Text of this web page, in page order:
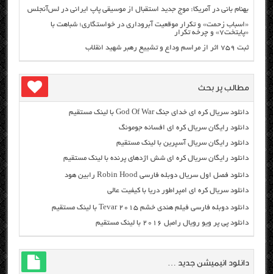
بهنام بانی در آمریکا: موج جدید استقبال از موسیقی پاپ ایرانی در لس‌آنجلس
«اسباب زحمت» و تکرار موقعیت آبروداری در خواستگاری؛ شباهت با
«پایتخت۷» و چرخه تکرار
ثبت ۷۵۹ اثر از مراسم وداع و تشییع رهبر شهید انقلاب
مطالب پر بحث
دانلود سریال کره ای خدای جنگ God Of War با لینک مستقیم
دانلود رایگان سریال کره ای افسانه جومونگ
دانلود رایگان سریال آسپرین با لینک مستقیم
دانلود رایگان سریال کره ای شش اژدهای پرنده با لینک مستقیم
دانلود فصل اول سریال دوبله فارسی Robin Hood رابین هود
دانلود سریال کره ای امپراطور دریا با کیفیت عالی
دانلود دوبله فارسی فیلم هندی خشم Tevar ۲۰۱۵ با لینک مستقیم
دانلود پی پر ویو رویال رامبل ۲۰۱۶ با لینک مستقیم
دانلود انیمیشن جدید …